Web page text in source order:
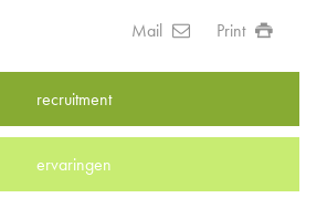
Mail Print
recruitment
ervaringen